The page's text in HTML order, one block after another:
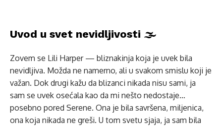
Uvod u svet nevidljivosti 🌫️
Zovem se Lili Harper — bliznakinja koja je uvek bila
nevidljiva. Možda ne namerno, ali u svakom smislu koji je
važan. Dok drugi kažu da blizanci nikada nisu sami, ja
sam se uvek osećala kao da mi nešto nedostaje…
posebno pored Serene. Ona je bila savršena, miljenica,
ona koja nikada ne greši. U tom svetu sjaja, ja sam bila